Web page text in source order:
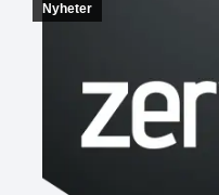
Nyheter